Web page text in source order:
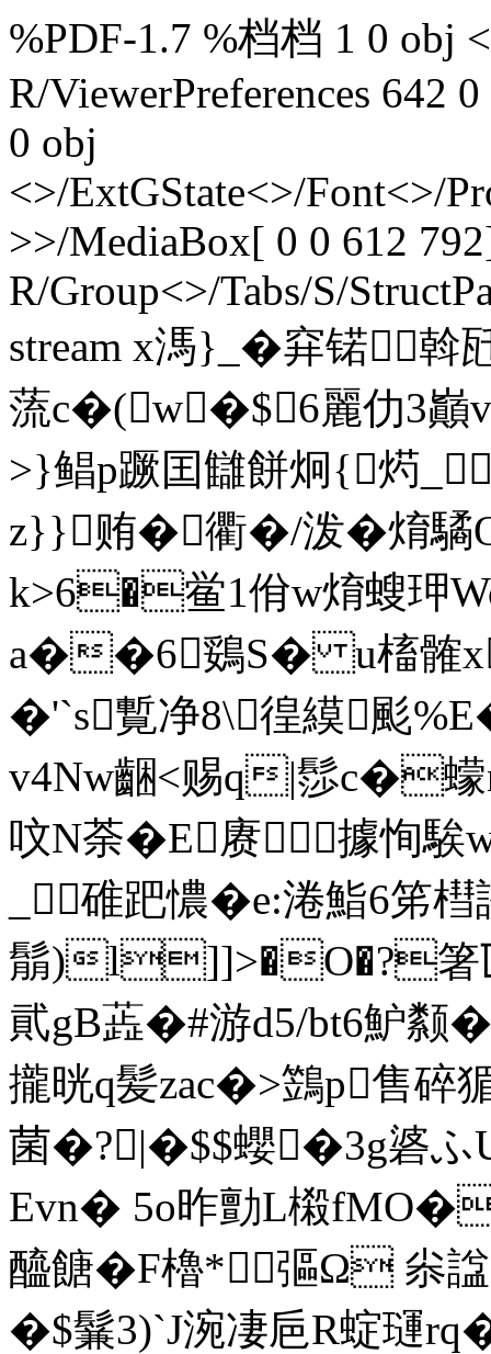
%PDF-1.7 %档档 1 0 obj
R/ViewerPreferences 642
0 obj
<>/ExtGState<>/Font<>/
>>/MediaBox[ 0 0 612
R/Group<>/Tabs/S/
stream x溤}_�穽锘斡
蓅c�(w�$6麗仂3巓
>}鲳p蹶囯讎餅炯{烵
z}}贿�衢�/泼�焴
k>6�鲎1佾w焴螋玾
a��6鵎S� u槒髉x
�'`s覱净8\徨縸颩
v4Nw齫<赐q|髿c�蠓
呅N荼�E赓據恂騃
碓跁憹�e:淃鮨6笫
鬅)l]]>�O�?箸
貮gB蕋�#游d5/bt6魲
攏晄q髪zac�>鷑p售碎
菌�?|�$$蠳�3g碆ふ
Evn� 5o昨勯L樧
醯餹�F櫓*彄Ω 尜
�$鬑3)`J涴凄巵R蝊璭